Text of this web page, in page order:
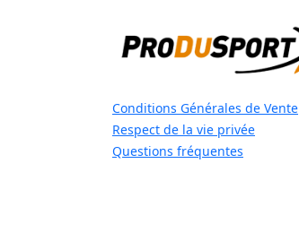
Conditions Générales de Vente
Respect de la vie privée
Questions fréquentes